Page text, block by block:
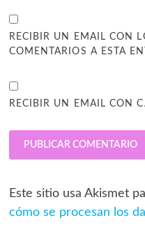
RECIBIR UN EMAIL CON
COMENTARIOS A ESTA
RECIBIR UN EMAIL CON
Este sitio usa Akismet
cómo se procesan los